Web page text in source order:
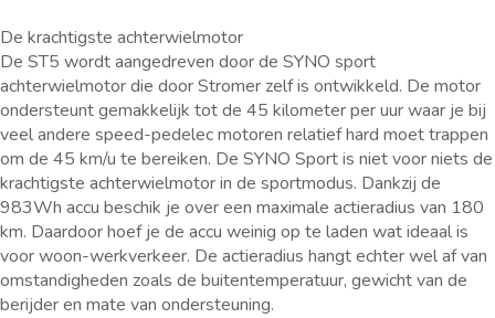
De krachtigste achterwielmotor
De ST5 wordt aangedreven door de SYNO sport
achterwielmotor die door Stromer zelf is ontwikkeld. De motor
ondersteunt gemakkelijk tot de 45 kilometer per uur waar je bij
veel andere speed-pedelec motoren relatief hard moet trappen
om de 45 km/u te bereiken. De SYNO Sport is niet voor niets de
krachtigste achterwielmotor in de sportmodus. Dankzij de
983Wh accu beschik je over een maximale actieradius van 180
km. Daardoor hoef je de accu weinig op te laden wat ideaal is
voor woon-werkverkeer. De actieradius hangt echter wel af van
omstandigheden zoals de buitentemperatuur, gewicht van de
berijder en mate van ondersteuning.